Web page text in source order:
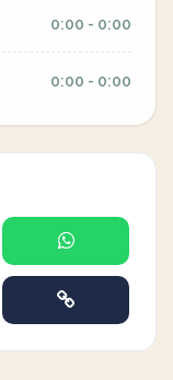
0:00 - 0:00
0:00 - 0:00